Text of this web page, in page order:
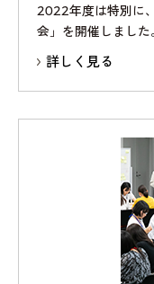
2022年度は特別に
会」を開催しました。
詳しく見る